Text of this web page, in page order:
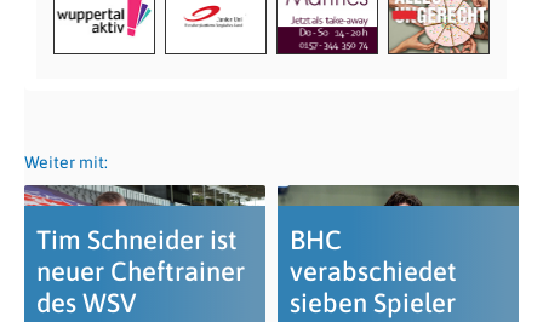
Weiter mit:
Tim Schneider ist
neuer Cheftrainer
des WSV
BHC
verabschiedet
sieben Spieler